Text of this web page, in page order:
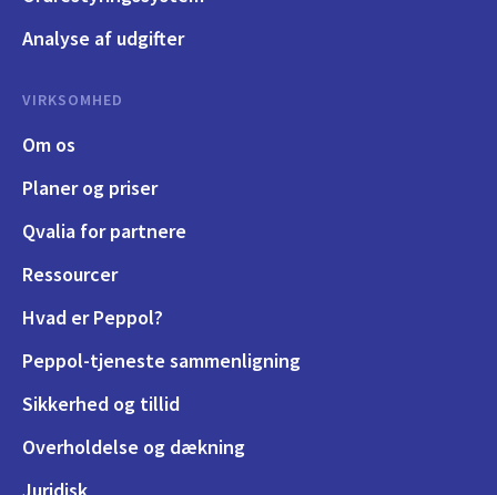
Analyse af udgifter
VIRKSOMHED
Om os
Planer og priser
Qvalia for partnere
Ressourcer
Hvad er Peppol?
Peppol-tjeneste sammenligning
Sikkerhed og tillid
Overholdelse og dækning